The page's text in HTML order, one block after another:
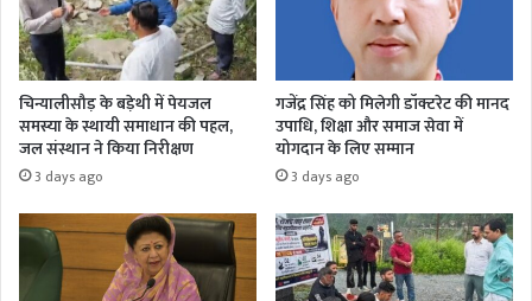
चिन्यालीसौड़ के बड़ेथी में पेयजल
समस्या के स्थायी समाधान की पहल,
जल संस्थान ने किया निरीक्षण
3 days ago
गजेंद्र सिंह को मिलेगी डॉक्टरेट की मानद
उपाधि, शिक्षा और समाज सेवा में
योगदान के लिए सम्मान
3 days ago